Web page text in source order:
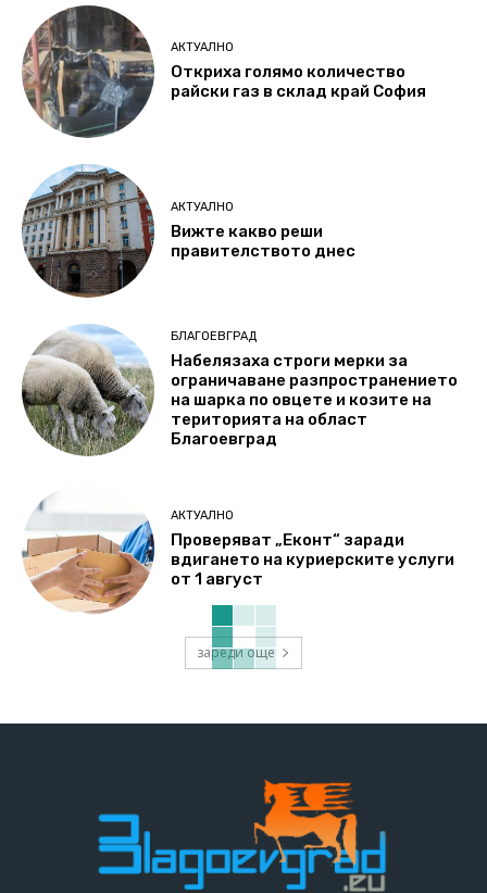
АКТУАЛНО
Откриха голямо количество
райски газ в склад край София
АКТУАЛНО
Вижте какво реши
правителството днес
БЛАГОЕВГРАД
Набелязаха строги мерки за
ограничаване разпространението
на шарка по овцете и козите на
територията на област
Благоевград
АКТУАЛНО
Проверяват „Еконт“ заради
вдигането на куриерските услуги
от 1 август
зареди още